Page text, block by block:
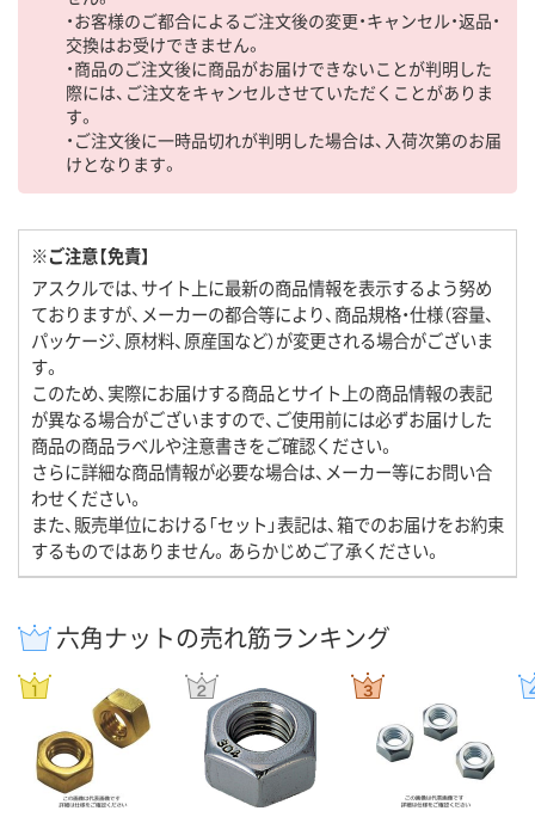
・お客様のご都合によるご注文後の変更・キャンセル・返品・
交換はお受けできません。
・商品のご注文後に商品がお届けできないことが判明した
際には、ご注文をキャンセルさせていただくことがありま
す。
・ご注文後に一時品切れが判明した場合は、入荷次第のお届
けとなります。
※ご注意【免責】
アスクルでは、サイト上に最新の商品情報を表示するよう努め
ておりますが、メーカーの都合等により、商品規格・仕様（容量、
パッケージ、原材料、原産国など）が変更される場合がございま
す。
このため、実際にお届けする商品とサイト上の商品情報の表記
が異なる場合がございますので、ご使用前には必ずお届けした
商品の商品ラベルや注意書きをご確認ください。
さらに詳細な商品情報が必要な場合は、メーカー等にお問い合
わせください。
また、販売単位における「セット」表記は、箱でのお届けをお約束
するものではありません。あらかじめご了承ください。
六角ナットの売れ筋ランキング